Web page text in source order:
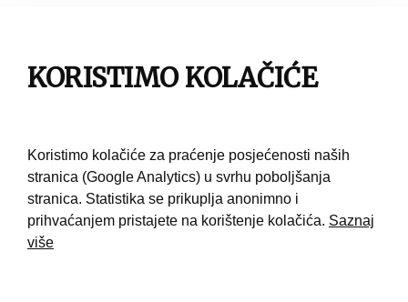
Pravila korištenja
KORISTIMO KOLAČIĆE
Koristimo kolačiće za praćenje posjećenosti naših
stranica (Google Analytics) u svrhu poboljšanja
stranica. Statistika se prikuplja anonimno i
prihvaćanjem pristajete na korištenje kolačića. Saznaj
više